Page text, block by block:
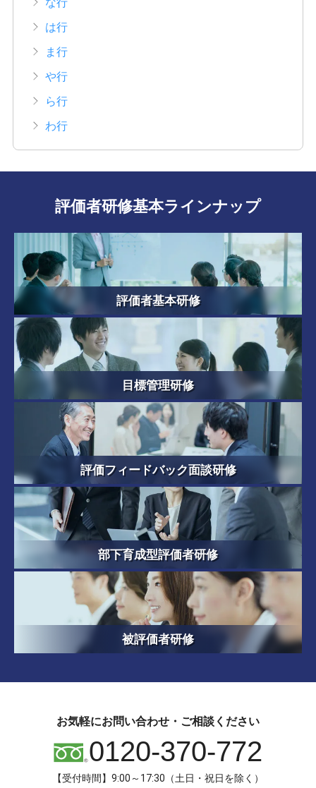
は行
ま行
や行
ら行
わ行
評価者研修基本ラインナップ
評価者基本研修
目標管理研修
評価フィードバック面談研修
部下育成型評価者研修
被評価者研修
お気軽にお問い合わせ・ご相談ください
0120-370-772
【受付時間】9:00～17:30（土日・祝日を除く）